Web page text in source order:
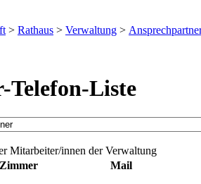
> Rathaus > Verwaltung >
Liste
Mitarbeiter/innen der Verwaltung
Zimmer
Mail